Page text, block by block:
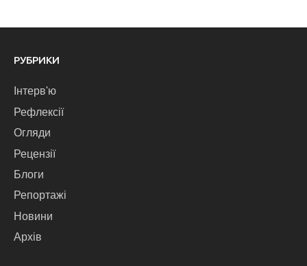
РУБРИКИ
Інтерв'ю
Рефлексії
Огляди
Рецензії
Блоги
Репортажі
Новини
Архів